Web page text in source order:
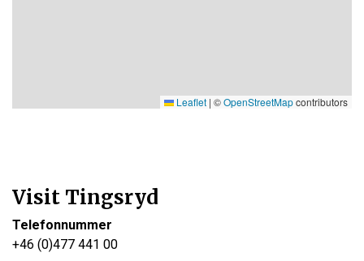
Leaflet | ©OpenStreetMapcontributors
Visit Tingsryd
Telefonnummer
+46 (0)477 441 00